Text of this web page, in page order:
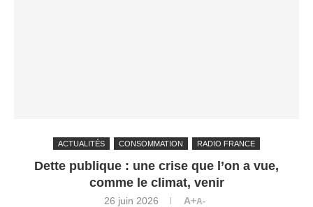
ACTUALITÉS CONSOMMATION RADIO FRANCE
Dette publique : une crise que l’on a vue,
comme le climat, venir
26 juin 2026 A+A-